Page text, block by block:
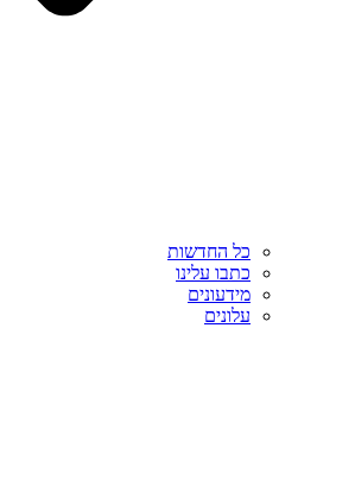
כל החדשות
כתבו עלינו
מידעונים
עלונים